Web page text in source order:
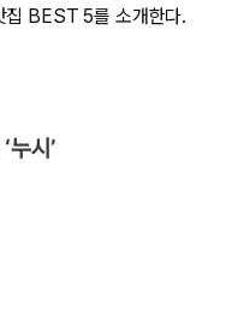
집 BEST 5를 소개한다.
시’